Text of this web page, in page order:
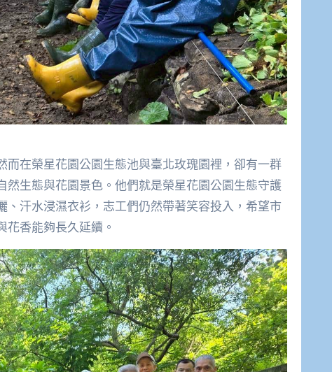
在榮星花園公園生態池與臺北玫瑰園裡，卻有一群
生態與花園景色。他們就是榮星花園公園生態守護
汗水浸濕衣衫，志工們仍然帶著笑容投入，希望市
花香能夠長久延續。